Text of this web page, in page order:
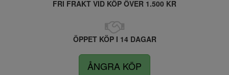
FRI FRAKT VID KÖP ÖVER 1.500 KR
ÖPPET KÖP I 14 DAGAR
ÅNGRA KÖP